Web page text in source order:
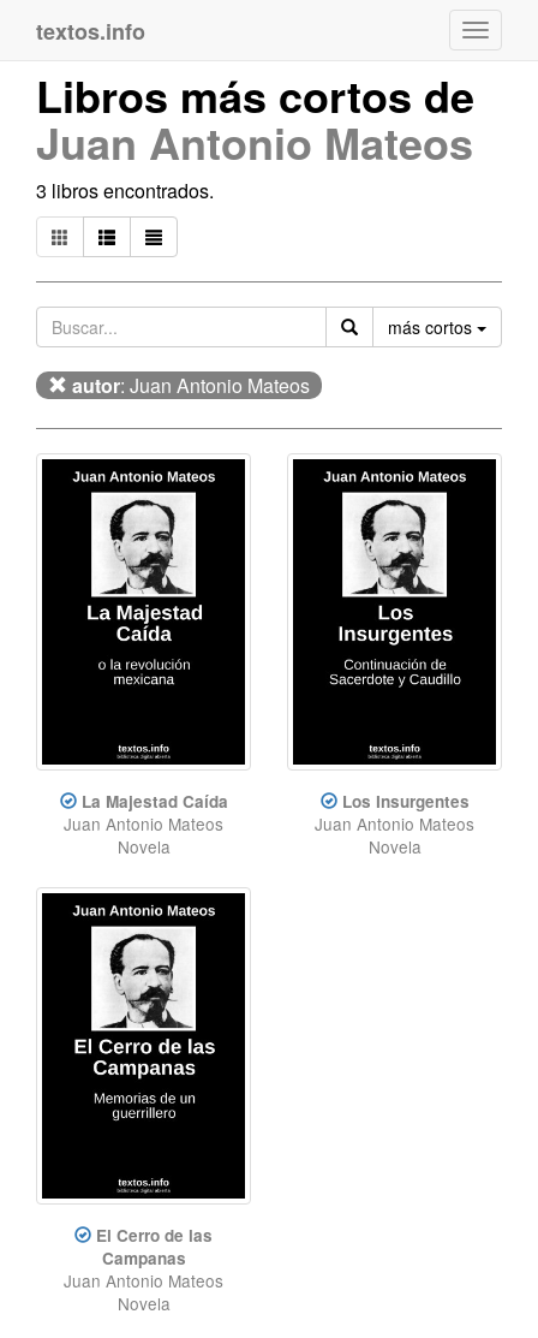
textos.info
Libros más cortos de
Juan Antonio Mateos
3 libros encontrados.
más cortos
autor: Juan Antonio Mateos
La Majestad Caída
Juan Antonio Mateos
Novela
Los Insurgentes
Juan Antonio Mateos
Novela
El Cerro de las
Campanas
Juan Antonio Mateos
Novela